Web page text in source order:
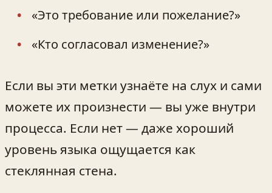
«Это требование или пожелание?»
«Кто согласовал изменение?»
Если вы эти метки узнаёте на слух и сами
можете их произнести — вы уже внутри
процесса. Если нет — даже хороший
уровень языка ощущается как
стеклянная стена.